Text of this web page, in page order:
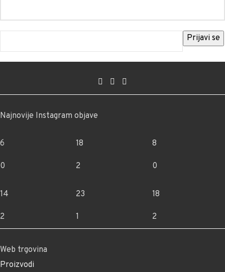
Najnovije Instagram objave
6
0
18
2
8
0
14
2
23
1
18
2
Web trgovina
Proizvodi